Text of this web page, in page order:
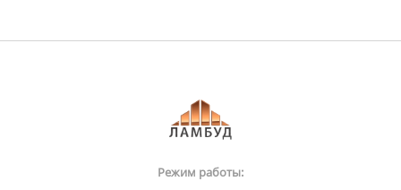
Режим работы: